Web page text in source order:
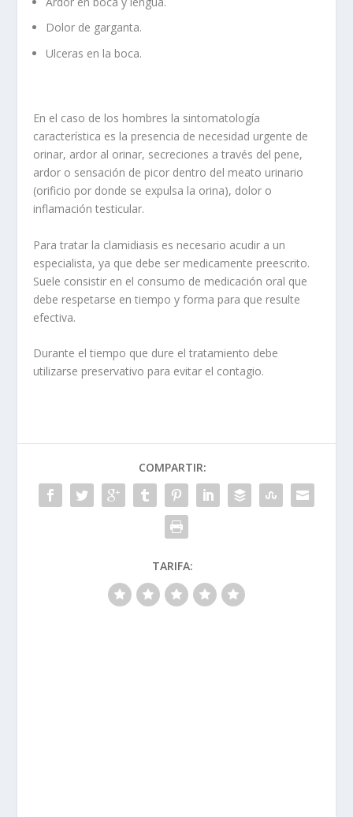
Dolor de garganta.
Ulceras en la boca.
En el caso de los hombres la sintomatología
característica es la presencia de necesidad urgente de
orinar, ardor al orinar, secreciones a través del pene,
ardor o sensación de picor dentro del meato urinario
(orificio por donde se expulsa la orina), dolor o
inflamación testicular.
Para tratar la clamidiasis es necesario acudir a un
especialista, ya que debe ser medicamente preescrito.
Suele consistir en el consumo de medicación oral que
debe respetarse en tiempo y forma para que resulte
efectiva.
Durante el tiempo que dure el tratamiento debe
utilizarse preservativo para evitar el contagio.
COMPARTIR:
TARIFA: